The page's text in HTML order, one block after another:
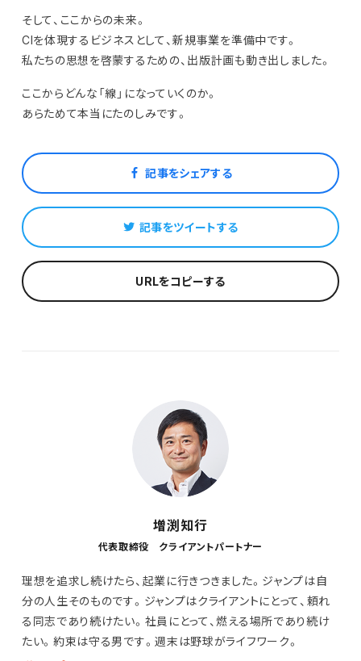
そして、ここからの未来。
CIを体現するビジネスとして、新規事業を準備中です。
私たちの思想を啓蒙するための、出版計画も動き出しました。
ここからどんな「線」になっていくのか。
あらためて本当にたのしみです。
記事をシェアする
記事をツイートする
URLをコピーする
増渕知行
代表取締役 クライアントパートナー
理想を追求し続けたら、起業に行きつきました。ジャンプは自
分の人生そのものです。ジャンプはクライアントにとって、頼れ
る同志であり続けたい。社員にとって、燃える場所であり続け
たい。約束は守る男です。週末は野球がライフワーク。